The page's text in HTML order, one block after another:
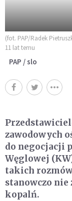
(fot. PAP/Radek
11 lat temu
PAP / slo
zawodowych
do negocjacji
Węglowej
takich
stanowczo
kopalń.